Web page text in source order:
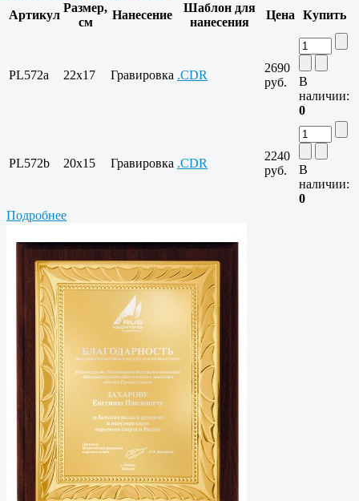
Артикул
Размер,
см
Нанесение
Шаблон для
нанесения
Цена Купить
PL572a 22x17 Гравировка .CDR
2690
руб.
В
наличии:
0
PL572b 20x15 Гравировка .CDR
2240
руб.
В
наличии:
0
Подробнее